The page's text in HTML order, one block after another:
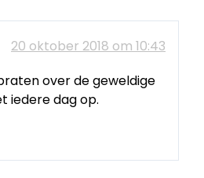
20 oktober 2018 om 10:43
over de geweldige
iedere dag op.